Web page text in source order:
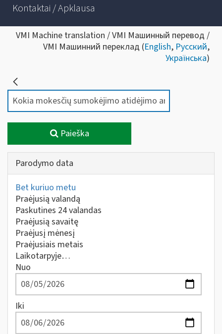
Kontaktai / Apklausa
VMI Machine translation / VMI Машинный перевод /
VMI Машинний переклад (English, Русский,
Українська)
Paieška
Parodymo data
Bet kuriuo metu
Praėjusią valandą
Paskutines 24 valandas
Praėjusią savaitę
Praėjusį mėnesį
Praėjusiais metais
Laikotarpyje…
Nuo
Iki